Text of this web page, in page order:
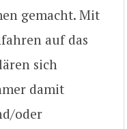
gemacht. Mit
auf das
sich
damit
oder